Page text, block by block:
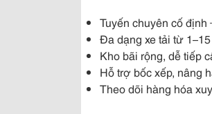
Tuyến chuyên cố
Đa dạng xe tải từ
Kho bãi rộng, dễ tiếp
Hỗ trợ bốc xếp, nâng
Theo dõi hàng hóa